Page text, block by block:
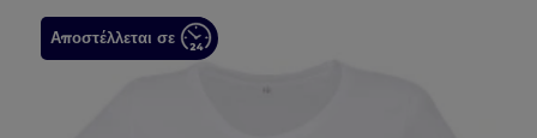
Αποστέλλεται σε